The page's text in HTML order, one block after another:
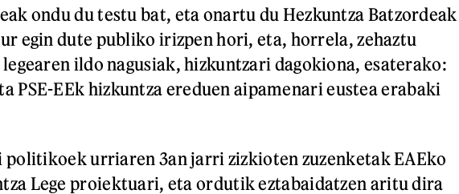
ondu du testu bat, eta onartu du Hezkuntza Batzordeak
egin dute publiko irizpen hori, eta, horrela, zehaztu
ildo nagusiak, hizkuntzari dagokiona, esaterako:
PSE-EEk hizkuntza ereduen aipamenari eustea erabaki
politikoek urriaren 3an jarri zizkioten zuzenketak EAEko
Lege proiektuari, eta ordutik eztabaidatzen aritu dira